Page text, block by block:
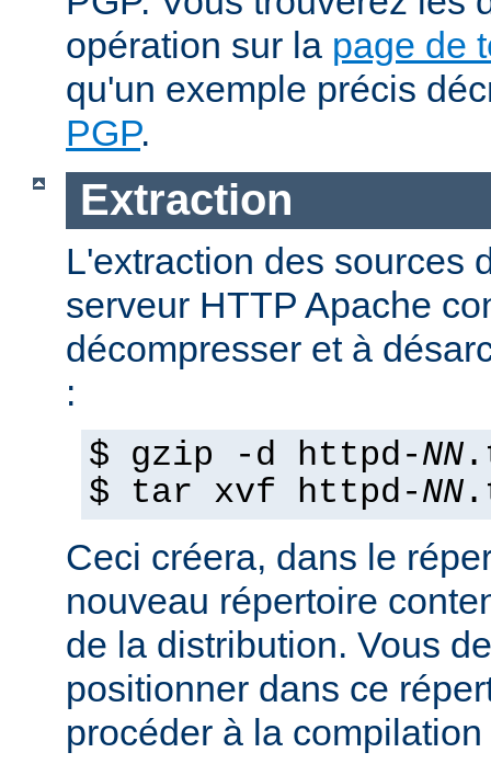
opération sur la page de
qu'un exemple précis
PGP.
Extraction
L'extraction des sources
serveur HTTP Apache
décompresser et à
:
$ gzip -d httpd-NN
$ tar xvf httpd-NN
Ceci créera, dans le
nouveau répertoire
de la distribution. Vous
positionner dans ce
procéder à la